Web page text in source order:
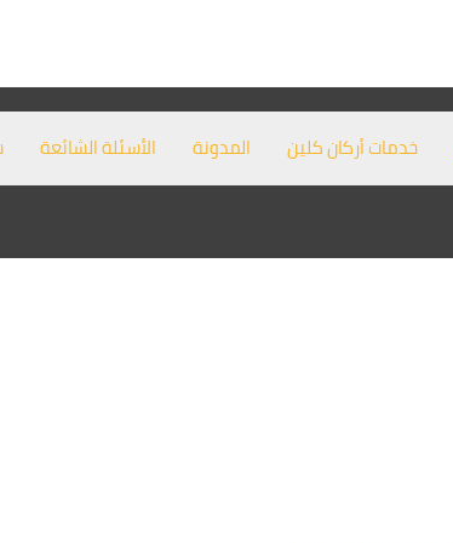
خدمات أركان كلين المدونة الأسئلة الشائعة